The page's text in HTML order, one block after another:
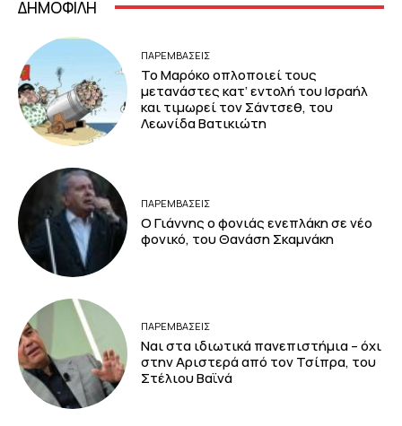
ΔΗΜΟΦΙΛΗ
ΠΑΡΕΜΒΑΣΕΙΣ
Το Μαρόκο οπλοποιεί τους
μετανάστες κατ’ εντολή του Ισραήλ
και τιμωρεί τον Σάντσεθ, του
Λεωνίδα Βατικιώτη
ΠΑΡΕΜΒΑΣΕΙΣ
Ο Γιάννης ο φονιάς ενεπλάκη σε νέο
φονικό, του Θανάση Σκαμνάκη
ΠΑΡΕΜΒΑΣΕΙΣ
Ναι στα ιδιωτικά πανεπιστήμια – όχι
στην Αριστερά από τον Τσίπρα, του
Στέλιου Βαϊνά